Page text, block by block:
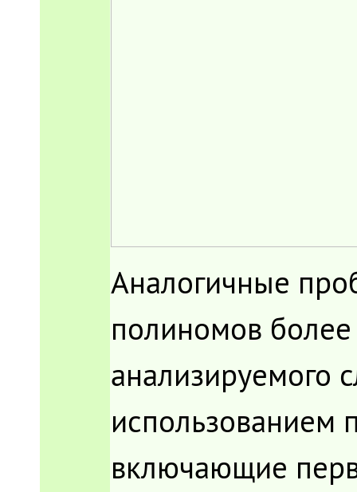
Аналогичные
полиномов
анализируемого
использованием
включающие